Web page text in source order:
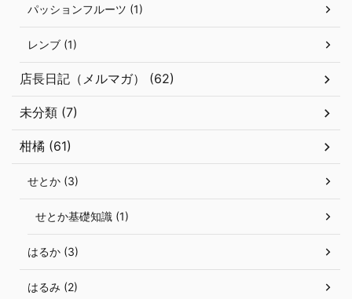
パッションフルーツ (1)
レンブ (1)
店長日記（メルマガ） (62)
未分類 (7)
柑橘 (61)
せとか (3)
せとか基礎知識 (1)
はるか (3)
はるみ (2)